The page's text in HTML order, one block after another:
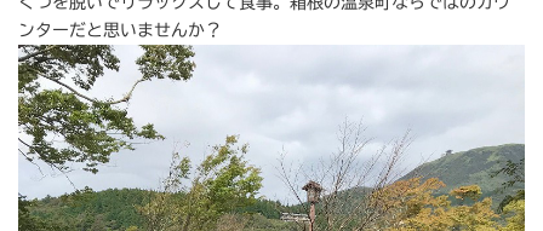
ンターだと思いませんか？